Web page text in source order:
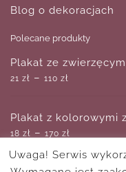
Blog o dekoracjach
Polecane produkty
Plakat ze
21 zł – 110 zł
Plakat z kolorowymi
18 zł – 170 zł
Uwaga! Serwis